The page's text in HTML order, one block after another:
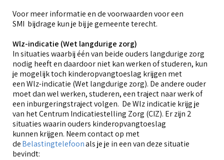
Voor meer informatie en de voorwaarden voor een
SMI bijdrage kun je bij je gemeente terecht.
Wlz-indicatie (Wet langdurige zorg)
In situaties waarbij één van beide ouders langdurige zorg
nodig heeft en daardoor niet kan werken of studeren, kun
je mogelijk toch kinderopvangtoeslag krijgen met
een Wlz-indicatie (Wet langdurige zorg). De andere ouder
moet dan wel werken, studeren, een traject naar werk of
een inburgeringstraject volgen. De Wlz indicatie krijg je
van het Centrum Indicatiestelling Zorg (CIZ). Er zijn 2
situaties waarin ouders kinderopvangtoeslag
kunnen krijgen. Neem contact op met
deBelastingtelefoonals je je in een van deze situatie
bevindt: